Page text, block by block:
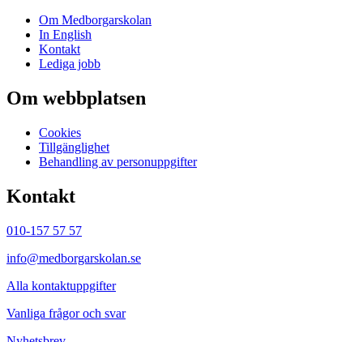
Om Medborgarskolan
In English
Kontakt
Lediga jobb
Om webbplatsen
Cookies
Tillgänglighet
Behandling av personuppgifter
Kontakt
010-157 57 57
info@medborgarskolan.se
Alla kontaktuppgifter
Vanliga frågor och svar